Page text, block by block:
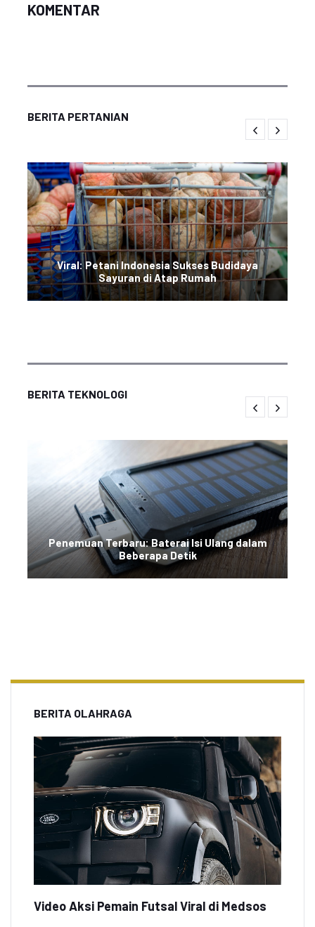
KOMENTAR
BERITA PERTANIAN
Viral: Petani Indonesia Sukses Budidaya
Sayuran di Atap Rumah
BERITA TEKNOLOGI
Penemuan Terbaru: Baterai Isi Ulang dalam
Beberapa Detik
BERITA OLAHRAGA
Video Aksi Pemain Futsal Viral di Medsos